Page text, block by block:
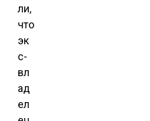
ли,
что
эк
с-
вл
ад
ел